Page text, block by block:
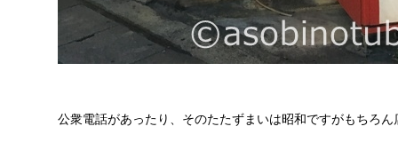
公衆電話があったり、そのたたずまいは昭和ですがもちろん